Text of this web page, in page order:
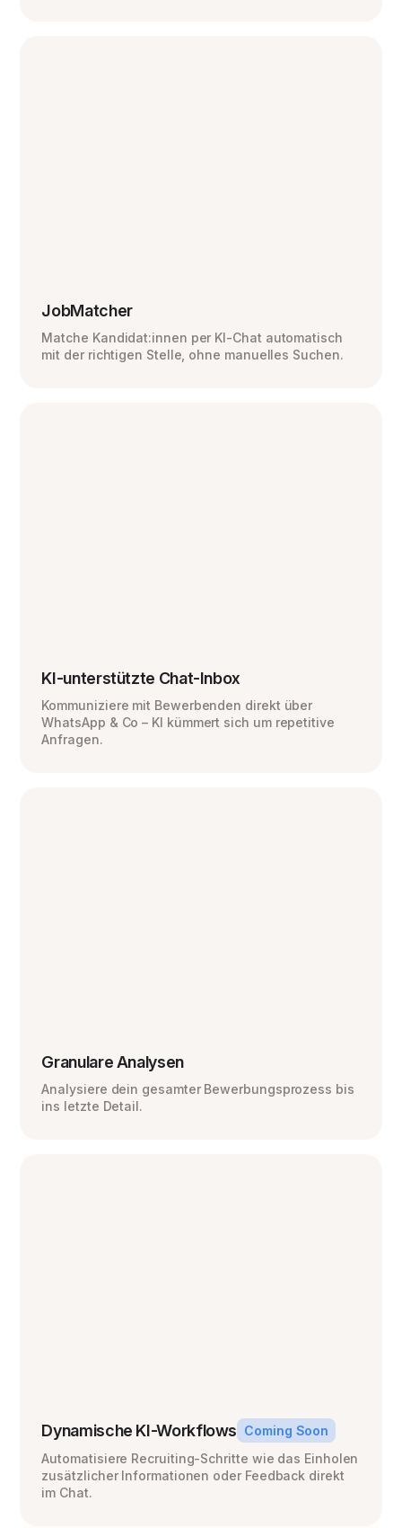
JobMatcher
Matche Kandidat:innen per KI-Chat automatisch
mit der richtigen Stelle, ohne manuelles Suchen.
KI-unterstützte Chat-Inbox
Kommuniziere mit Bewerbenden direkt über
WhatsApp & Co – KI kümmert sich um repetitive
Anfragen.
Granulare Analysen
Analysiere dein gesamter Bewerbungsprozess bis
ins letzte Detail.
Dynamische KI-Workflows Coming Soon
Automatisiere Recruiting-Schritte wie das Einholen
zusätzlicher Informationen oder Feedback direkt
im Chat.